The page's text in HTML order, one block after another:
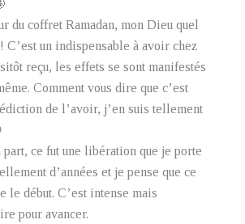
du coffret Ramadan, mon Dieu quel
C’est un indispensable à avoir chez
reçu, les effets se sont manifestés
Comment vous dire que c’est
de l’avoir, j’en suis tellement
part, ce fut une libération que je porte
d’années et je pense que ce
le début. C’est intense mais
pour avancer.